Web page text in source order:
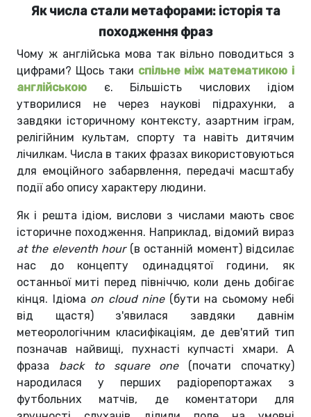
Як числа стали метафорами: історія та
походження фраз
Чому ж англійська мова так вільно поводиться з
цифрами? Щось таки спільне між математикою і
англійською є. Більшість числових ідіом
утворилися не через наукові підрахунки, а
завдяки історичному контексту, азартним іграм,
релігійним культам, спорту та навіть дитячим
лічилкам. Числа в таких фразах використовуються
для емоційного забарвлення, передачі масштабу
події або опису характеру людини.
Як і решта ідіом, вислови з числами мають своє
історичне походження. Наприклад, відомий вираз
at the eleventh hour(в останній момент) відсилає
нас до концепту одинадцятої години, як
останньої миті перед північчю, коли день добігає
кінця. Ідіома on cloud nine (бути на сьомому небі
від щастя) з'явилася завдяки давнім
метеорологічним класифікаціям, де дев'ятий тип
позначав найвищі, пухнасті купчасті хмари. А
фраза back to square one(почати спочатку)
народилася у перших радіорепортажах з
футбольних матчів, де коментатори для